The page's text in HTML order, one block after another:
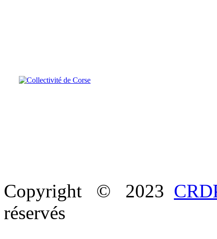
Copyright © 2023
réservés